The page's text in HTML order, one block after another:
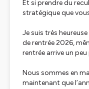
Et si prendre du
stratégique que
Je suis très
de rentrée 2026,
rentrée arrive un
Nous sommes en
maintenant que